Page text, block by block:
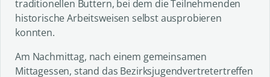
traditionellen Buttern, bei dem die Teilnehmenden
historische Arbeitsweisen selbst ausprobieren
konnten.
Am Nachmittag, nach einem gemeinsamen
Mittagessen, stand das Bezirksjugendvertretertreffen